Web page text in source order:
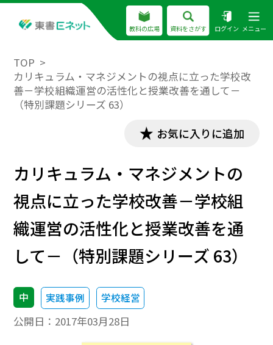
教科の広場 資料をさがす ログイン メニュー
TOP
カリキュラム・マネジメントの視点に立った学校改
善－学校組織運営の活性化と授業改善を通して－
（特別課題シリーズ 63）
お気に入りに追加
カリキュラム・マネジメントの
視点に立った学校改善－学校組
織運営の活性化と授業改善を通
して－（特別課題シリーズ 63）
中 実践事例 学校経営
公開日： 2017年03月28日